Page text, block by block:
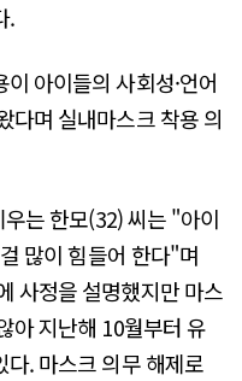
.
아이들의 사회성·언어
다며 실내마스크 착용 의
는 한모(32) 씨는 "아이
많이 힘들어 한다"며
사정을 설명했지만 마스
아 지난해 10월부터 유
다. 마스크 의무 해제로